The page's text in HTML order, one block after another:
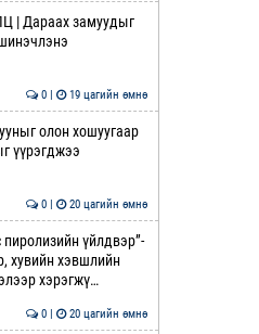
| Дараах замуудыг
0 | 19 цагийн өмнө
олон хошуугаар
үүрэгджээ
0 | 20 цагийн өмнө
пиролизийн үйлдвэр”-
хувийн хэвшлийн
хэрэгжү…
0 | 20 цагийн өмнө